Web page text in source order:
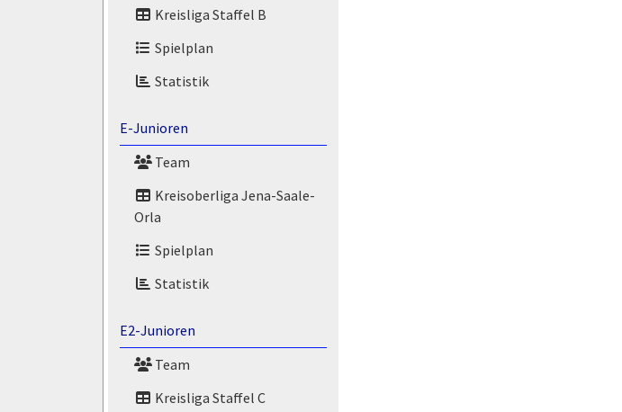
Kreisliga Staffel B
Spielplan
Statistik
E-Junioren
Team
Kreisoberliga Jena-Saale-
Orla
Spielplan
Statistik
E2-Junioren
Team
Kreisliga Staffel C